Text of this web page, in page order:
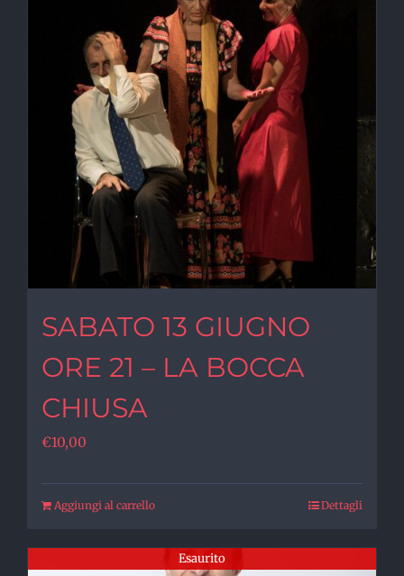
SABATO 13 GIUGNO
ORE 21 – LA BOCCA
CHIUSA
€10,00
Aggiungi al carrello Dettagli
Esaurito